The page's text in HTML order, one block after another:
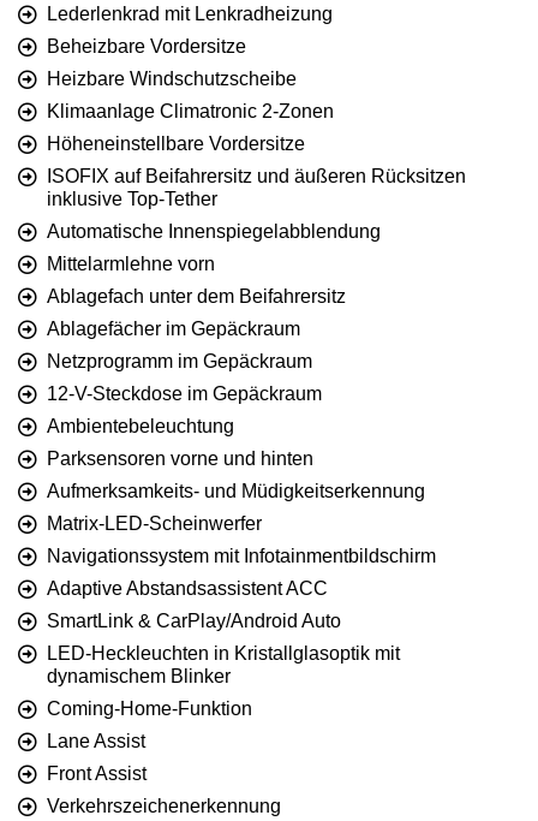
Lederlenkrad mit Lenkradheizung
Beheizbare Vordersitze
Heizbare Windschutzscheibe
Klimaanlage Climatronic 2-Zonen
Höheneinstellbare Vordersitze
ISOFIX auf Beifahrersitz und äußeren Rücksitzen
inklusive Top-Tether
Automatische Innenspiegelabblendung
Mittelarmlehne vorn
Ablagefach unter dem Beifahrersitz
Ablagefächer im Gepäckraum
Netzprogramm im Gepäckraum
12-V-Steckdose im Gepäckraum
Ambientebeleuchtung
Parksensoren vorne und hinten
Aufmerksamkeits- und Müdigkeitserkennung
Matrix-LED-Scheinwerfer
Navigationssystem mit Infotainmentbildschirm
Adaptive Abstandsassistent ACC
SmartLink & CarPlay/Android Auto
LED-Heckleuchten in Kristallglasoptik mit
dynamischem Blinker
Coming-Home-Funktion
Lane Assist
Front Assist
Verkehrszeichenerkennung